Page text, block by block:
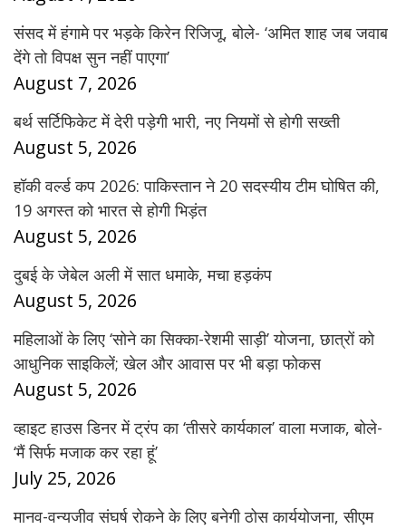
संसद में हंगामे पर भड़के किरेन रिजिजू, बोले- ‘अमित शाह जब जवाब
देंगे तो विपक्ष सुन नहीं पाएगा’
August 7, 2026
बर्थ सर्टिफिकेट में देरी पड़ेगी भारी, नए नियमों से होगी सख्ती
August 5, 2026
हॉकी वर्ल्ड कप 2026: पाकिस्तान ने 20 सदस्यीय टीम घोषित की,
19 अगस्त को भारत से होगी भिड़ंत
August 5, 2026
दुबई के जेबेल अली में सात धमाके, मचा हड़कंप
August 5, 2026
महिलाओं के लिए ‘सोने का सिक्का-रेशमी साड़ी’ योजना, छात्रों को
आधुनिक साइकिलें; खेल और आवास पर भी बड़ा फोकस
August 5, 2026
व्हाइट हाउस डिनर में ट्रंप का ‘तीसरे कार्यकाल’ वाला मजाक, बोले-
‘मैं सिर्फ मजाक कर रहा हूं’
July 25, 2026
मानव-वन्यजीव संघर्ष रोकने के लिए बनेगी ठोस कार्ययोजना, सीएम